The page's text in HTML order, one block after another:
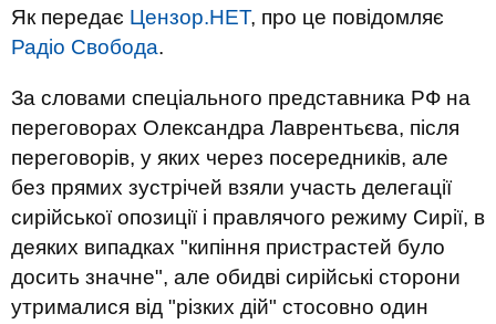
Як передає Цензор.НЕТ, про це повідомляє
Радіо Свобода.
За словами спеціального представника РФ на
переговорах Олександра Лаврентьєва, після
переговорів, у яких через посередників, але
без прямих зустрічей взяли участь делегації
сирійської опозиції і правлячого режиму Сирії, в
деяких випадках "кипіння пристрастей було
досить значне", але обидві сирійські сторони
утрималися від "різких дій" стосовно один